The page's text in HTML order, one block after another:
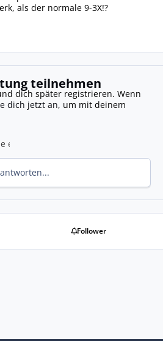
als der normale 9-3X!?
teilnehmen
dich später registrieren. Wenn
dich jetzt an, um mit deinem
Follower